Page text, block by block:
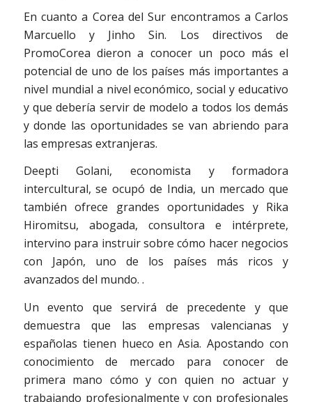
En cuanto a Corea del Sur encontramos a Carlos
Marcuello y Jinho Sin. Los directivos de
PromoCorea dieron a conocer un poco más el
potencial de uno de los países más importantes a
nivel mundial a nivel económico, social y educativo
y que debería servir de modelo a todos los demás
y donde las oportunidades se van abriendo para
las empresas extranjeras.
Deepti Golani, economista y formadora
intercultural, se ocupó de India, un mercado que
también ofrece grandes oportunidades y Rika
Hiromitsu, abogada, consultora e intérprete,
intervino para instruir sobre cómo hacer negocios
con Japón, uno de los países más ricos y
avanzados del mundo. .
Un evento que servirá de precedente y que
demuestra que las empresas valencianas y
españolas tienen hueco en Asia. Apostando con
conocimiento de mercado para conocer de
primera mano cómo y con quien no actuar y
trabajando profesionalmente y con profesionales